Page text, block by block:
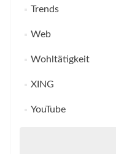
Trends
Web
Wohltätigkeit
XING
YouTube